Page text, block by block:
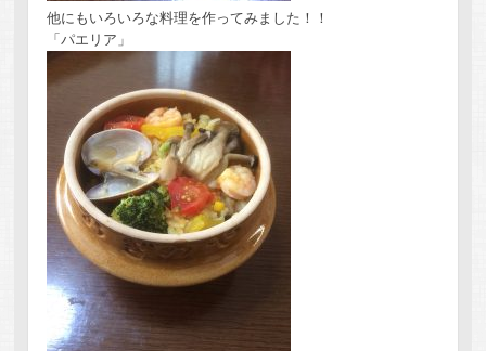
他にもいろいろな料理を作ってみました！！
「パエリア」